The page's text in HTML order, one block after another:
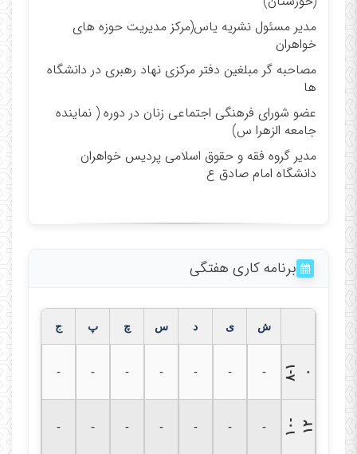
مدیر مسئول نشریه یاس(مرکز مدیریت حوزه های
خواهران
مصاحبه گر مبلغین دفتر مرکزی نهاد رهبری در دانشگاه
ها
عضو شورای فرهنگی اجتماعی زنان در دوره ( نماینده
جامعه الزهرا س)
مدیر گروه فقه و حقوق اسلامی پردیس خواهران
دانشگاه امام صادق ع
برنامه کاری هفتگی
ش ی د س چ پ ج
۸ - ۱ ۰ -
-
-
-
-
-
-
۱۰-۱ ۲ -
-
-
-
-
-
-